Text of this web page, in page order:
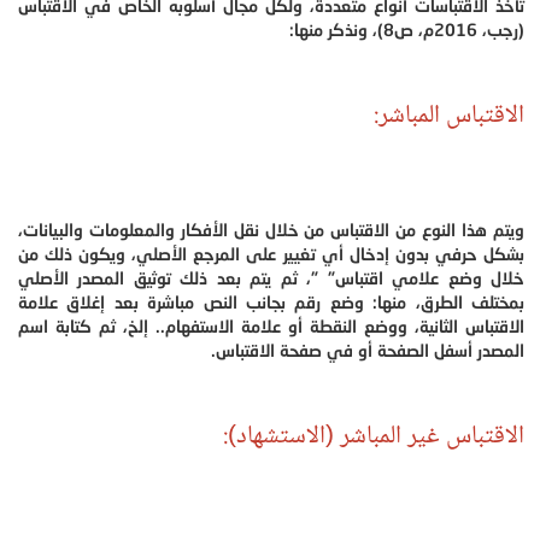
تأخذ الاقتباسات أنواع متعددة، ولكل مجال أسلوبه الخاص في الاقتباس
(رجب، 2016م، ص8)، ونذكر منها:
الاقتباس المباشر:
ويتم هذا النوع من الاقتباس من خلال نقل الأفكار والمعلومات والبيانات،
بشكل حرفي بدون إدخال أي تغيير على المرجع الأصلي، ويكون ذلك من
خلال وضع علامي اقتباس" "، ثم يتم بعد ذلك توثيق المصدر الأصلي
بمختلف الطرق، منها: وضع رقم بجانب النص مباشرة بعد إغلاق علامة
الاقتباس الثانية، ووضع النقطة أو علامة الاستفهام.. إلخ، ثم كتابة اسم
المصدر أسفل الصفحة أو في صفحة الاقتباس.
الاقتباس غير المباشر (الاستشهاد):